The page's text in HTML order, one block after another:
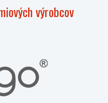
výrobcov